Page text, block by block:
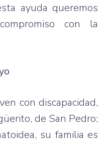
ayuda queremos
con la
con discapacidad,
de San Pedro;
su familia es